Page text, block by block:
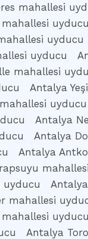
mahallesi
uyducu
uyducu
uyducu
mahallesi
Antalya
uyducu
Antalya
Antalya
Antalya
uyducu
mahallesi
uyducu
Antalya